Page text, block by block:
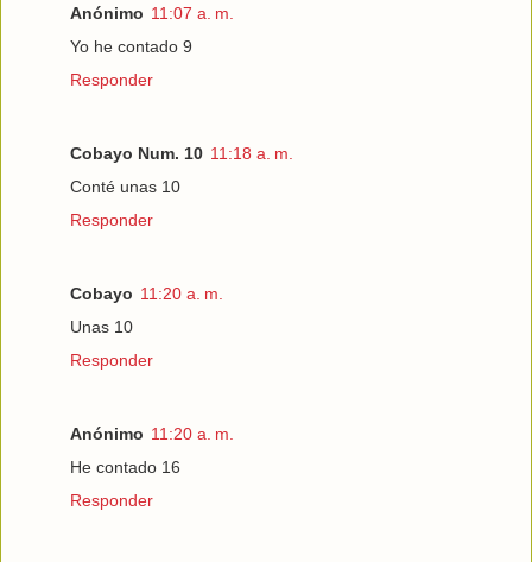
Anónimo 11:07 a. m.
Yo he contado 9
Responder
Cobayo Num. 10 11:18 a. m.
Conté unas 10
Responder
Cobayo 11:20 a. m.
Unas 10
Responder
Anónimo 11:20 a. m.
He contado 16
Responder